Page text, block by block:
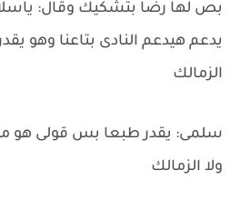
بص لها رضا بتشكيك وقال:
يدعم هيدعم النادى بتاعنا وهو
الزمالك
سلمى: يقدر طبعا بس قولى هو
ولا الزمالك